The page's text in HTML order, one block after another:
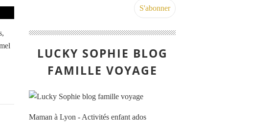
LUCKY SOPHIE BLOG
FAMILLE VOYAGE
Maman à Lyon - Activités enfant ados